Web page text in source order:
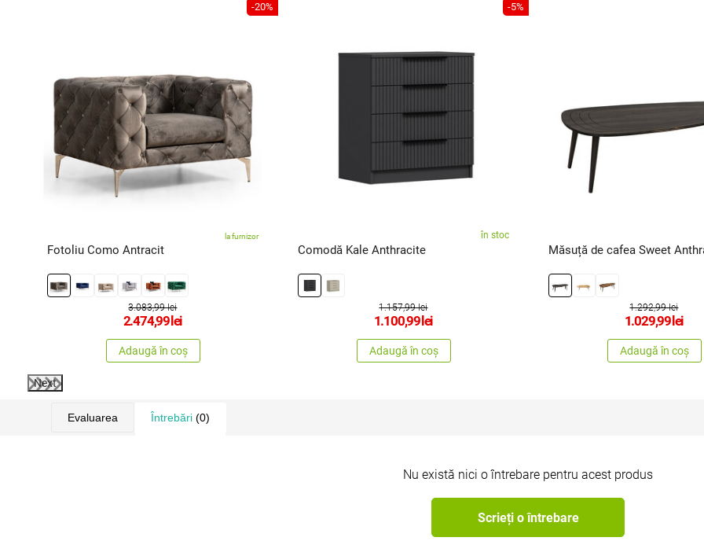
-20%
la furnizor
Fotoliu Como Antracit
3.083,99 lei
2.474,99lei
Adaugă în coș
-5%
în stoc
Comodă Kale Anthracite
1.157,99 lei
1.100,99lei
Adaugă în coș
Măsuță de cafea Sweet
1.292,99 lei
1.029,99lei
Adaugă în coș
Next
Evaluarea Întrebări (0)
Nu există nici o întrebare pentru acest produs
Scrieți o întrebare